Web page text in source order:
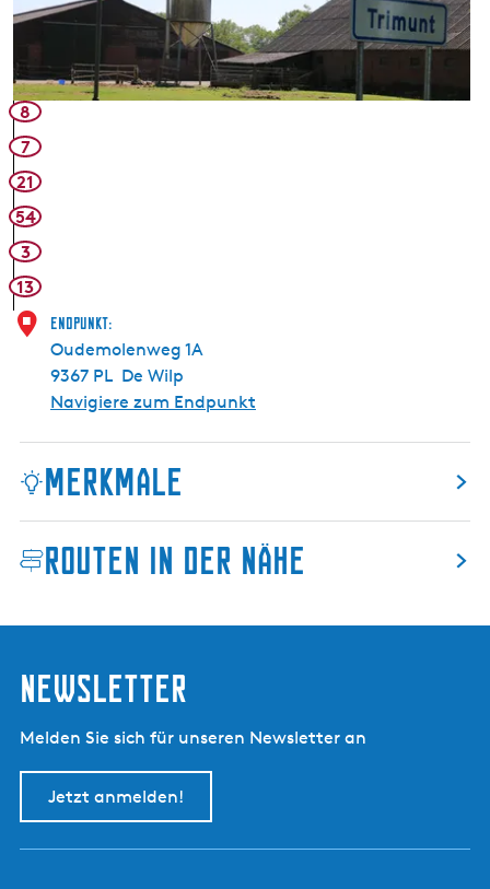
8
7
21
54
3
13
Endpunkt:
Oudemolenweg 1A
9367 PL De Wilp
Navigiere zum Endpunkt
Merkmale
Routen in der Nähe
Newsletter
Melden Sie sich für unseren Newsletter an
Jetzt anmelden!